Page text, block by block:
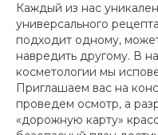
Каждый из нас
универсального
подходит одному,
навредить другому. В
косметологии мы
Приглашаем вас на
проведем осмотр, а
«дорожную карту»